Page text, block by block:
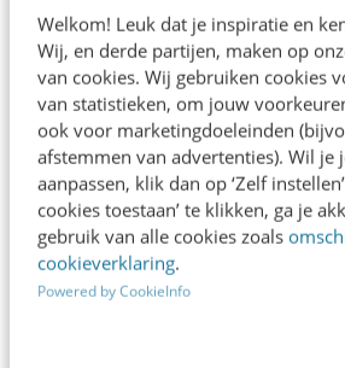
Welkom! Leuk dat je inspiratie en
Wij, en derde partijen, maken op
van cookies. Wij gebruiken cookies
van statistieken, om jouw
ook voor marketingdoeleinden
afstemmen van advertenties). Wil je
aanpassen, klik dan op ‘Zelf
cookies toestaan’ te klikken, ga je
gebruik van alle cookies zoals
cookieverklaring.
Powered by CookieInfo
Uitgelicht
DE HERSENSTICHTING
Digital Marketeer